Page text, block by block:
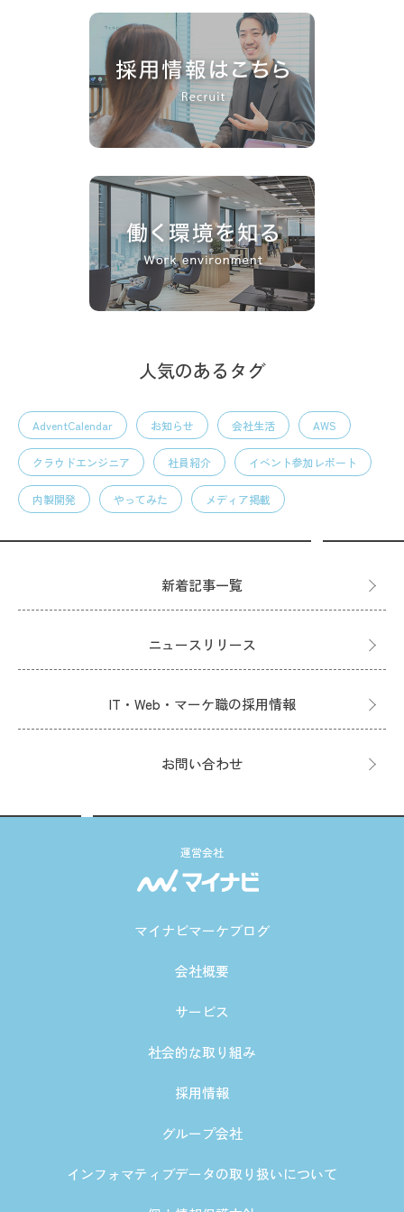
人気のあるタグ
AdventCalendar お知らせ 会社生活 AWS
クラウドエンジニア 社員紹介 イベント参加レポート
内製開発 やってみた メディア掲載
新着記事一覧
ニュースリリース
IT・Web・マーケ職の採用情報
お問い合わせ
運営会社
マイナビマーケブログ
会社概要
サービス
社会的な取り組み
採用情報
グループ会社
インフォマティブデータの取り扱いについて